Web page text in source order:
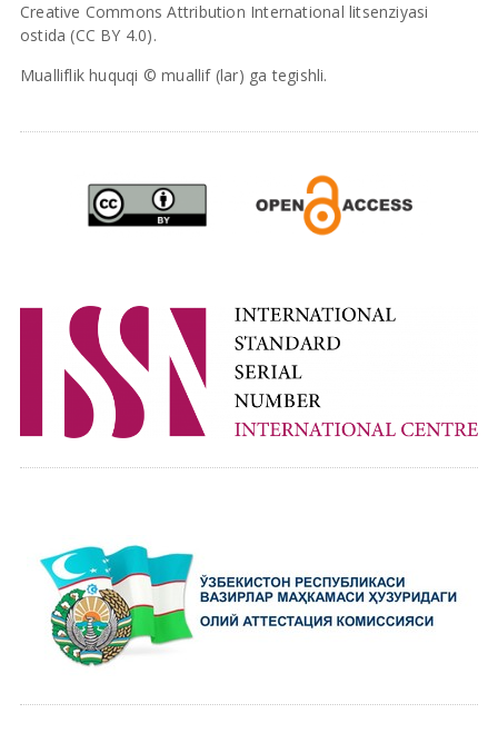
Creative Commons Attribution International litsenziyasi
ostida (CC BY 4.0).
Mualliflik huquqi © muallif (lar) ga tegishli.